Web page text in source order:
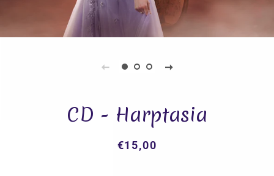
CD - Harptasia
Normale
Aanbiedingsprijs
€15,00